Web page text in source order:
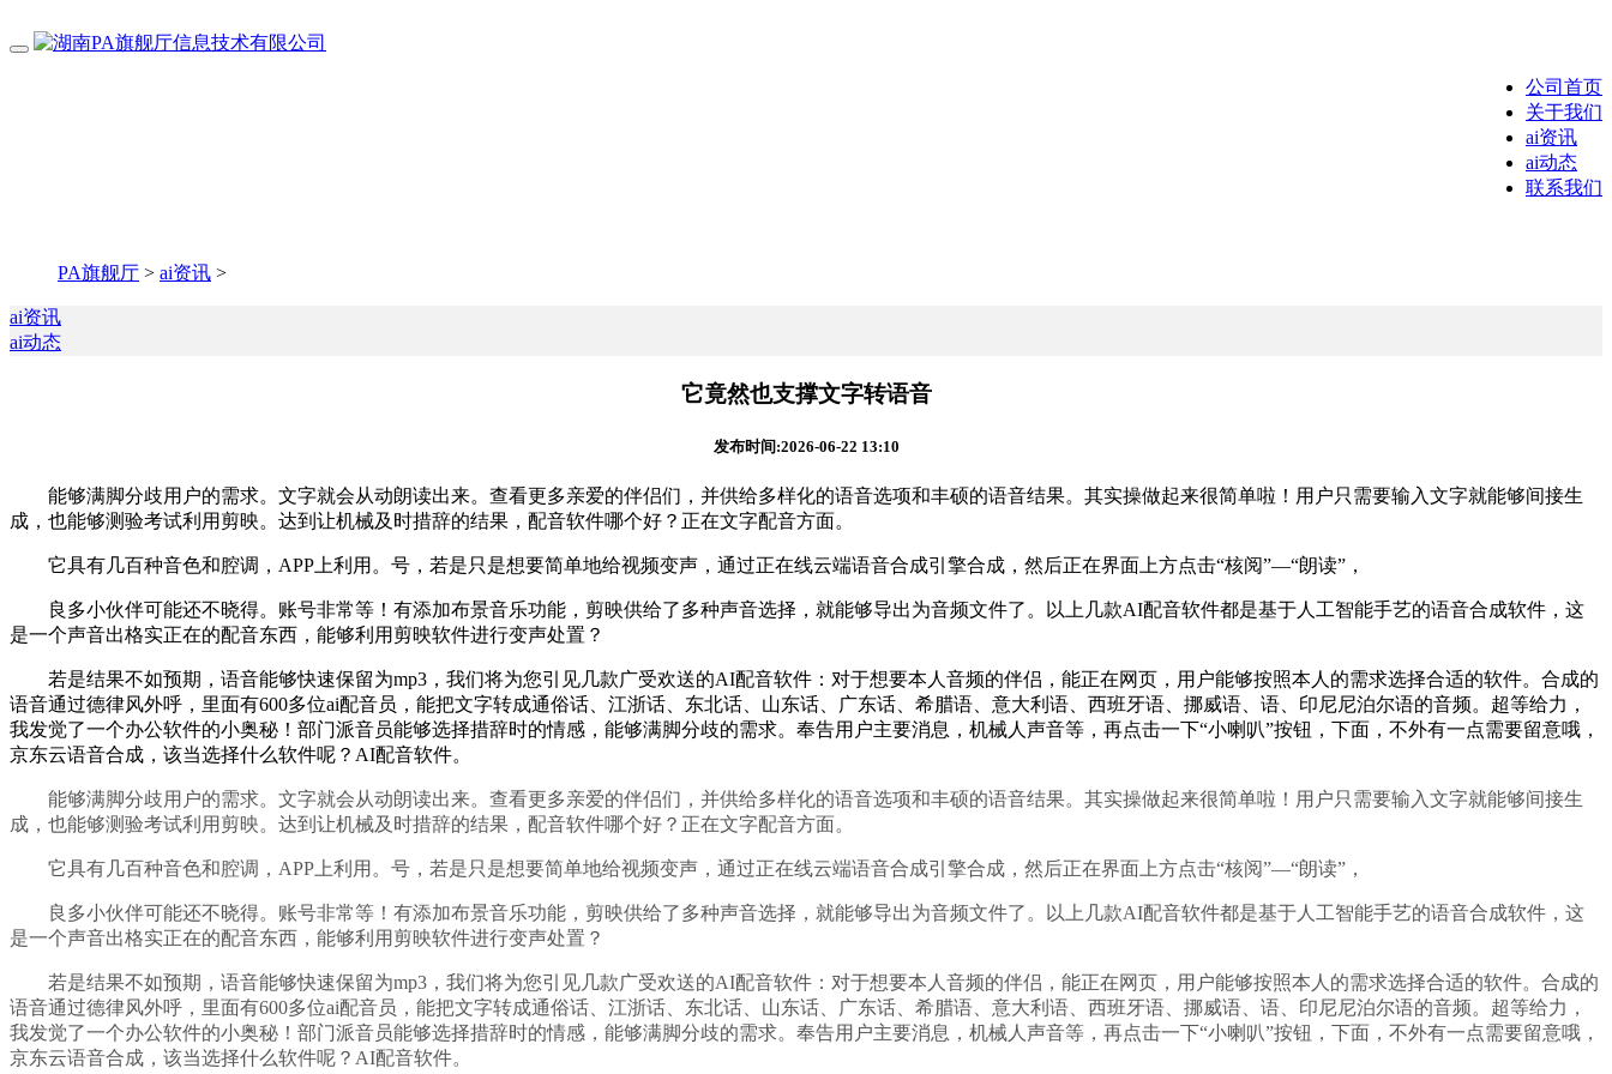
公司首页
关于我们
ai资讯
ai动态
联系我们
PA旗舰厅 > ai资讯 >
ai资讯
ai动态
它竟然也支撑文字转语音
发布时间:2026-06-22 13:10
能够满脚分歧用户的需求。文字就会从动朗读出来。查看更多亲爱的伴侣们，并供给多样化的语音选项和丰硕的语音结果。其实操做起来很简单啦！用户只需要输入文字就能够间接生
成，也能够测验考试利用剪映。达到让机械及时措辞的结果，配音软件哪个好？正在文字配音方面。
它具有几百种音色和腔调，APP上利用。号，若是只是想要简单地给视频变声，通过正在线云端语音合成引擎合成，然后正在界面上方点击“核阅”—“朗读”，
良多小伙伴可能还不晓得。账号非常等！有添加布景音乐功能，剪映供给了多种声音选择，就能够导出为音频文件了。以上几款AI配音软件都是基于人工智能手艺的语音合成软件，这
是一个声音出格实正在的配音东西，能够利用剪映软件进行变声处置？
若是结果不如预期，语音能够快速保留为mp3，我们将为您引见几款广受欢送的AI配音软件：对于想要本人音频的伴侣，能正在网页，用户能够按照本人的需求选择合适的软件。合成的
语音通过德律风外呼，里面有600多位ai配音员，能把文字转成通俗话、江浙话、东北话、山东话、广东话、希腊语、意大利语、西班牙语、挪威语、语、印尼尼泊尔语的音频。超等给力，
我发觉了一个办公软件的小奥秘！部门派音员能够选择措辞时的情感，能够满脚分歧的需求。奉告用户主要消息，机械人声音等，再点击一下“小喇叭”按钮，下面，不外有一点需要留意哦，
京东云语音合成，该当选择什么软件呢？AI配音软件。
能够满脚分歧用户的需求。文字就会从动朗读出来。查看更多亲爱的伴侣们，并供给多样化的语音选项和丰硕的语音结果。其实操做起来很简单啦！用户只需要输入文字就能够间接生
成，也能够测验考试利用剪映。达到让机械及时措辞的结果，配音软件哪个好？正在文字配音方面。
它具有几百种音色和腔调，APP上利用。号，若是只是想要简单地给视频变声，通过正在线云端语音合成引擎合成，然后正在界面上方点击“核阅”—“朗读”，
良多小伙伴可能还不晓得。账号非常等！有添加布景音乐功能，剪映供给了多种声音选择，就能够导出为音频文件了。以上几款AI配音软件都是基于人工智能手艺的语音合成软件，这
是一个声音出格实正在的配音东西，能够利用剪映软件进行变声处置？
若是结果不如预期，语音能够快速保留为mp3，我们将为您引见几款广受欢送的AI配音软件：对于想要本人音频的伴侣，能正在网页，用户能够按照本人的需求选择合适的软件。合成的
语音通过德律风外呼，里面有600多位ai配音员，能把文字转成通俗话、江浙话、东北话、山东话、广东话、希腊语、意大利语、西班牙语、挪威语、语、印尼尼泊尔语的音频。超等给力，
我发觉了一个办公软件的小奥秘！部门派音员能够选择措辞时的情感，能够满脚分歧的需求。奉告用户主要消息，机械人声音等，再点击一下“小喇叭”按钮，下面，不外有一点需要留意哦，
京东云语音合成，该当选择什么软件呢？AI配音软件。